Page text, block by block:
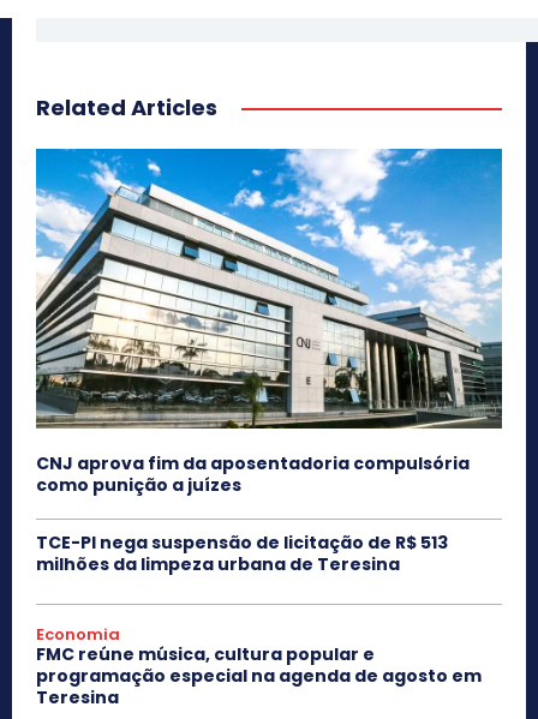
Related Articles
CNJ aprova fim da aposentadoria compulsória
como punição a juízes
TCE-PI nega suspensão de licitação de R$ 513
milhões da limpeza urbana de Teresina
Economia
FMC reúne música, cultura popular e
programação especial na agenda de agosto em
Teresina